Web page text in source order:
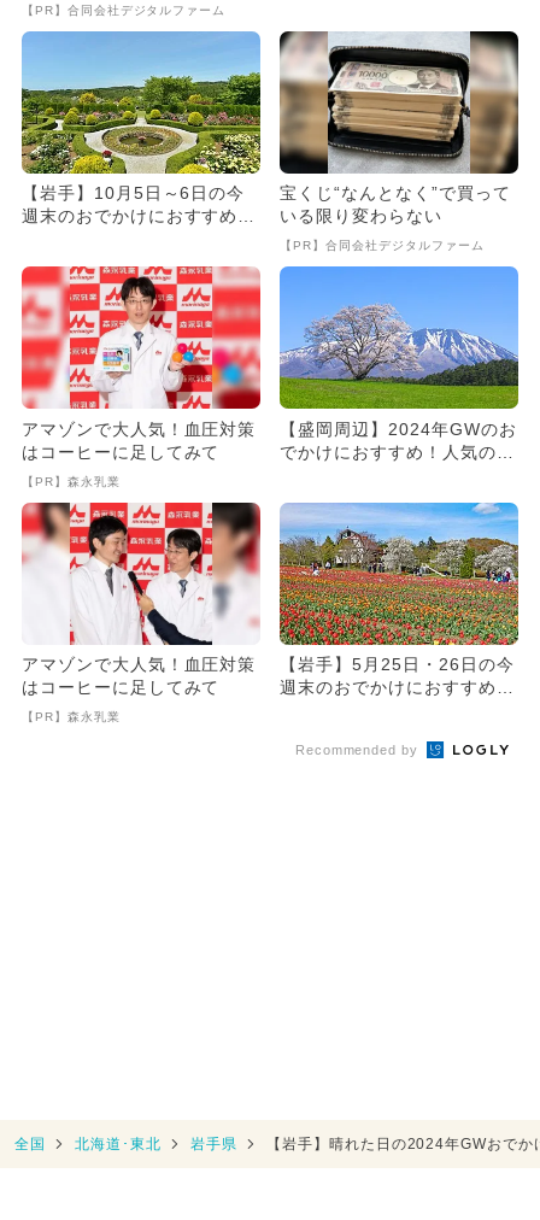
【PR】合同会社デジタルファーム
【岩手】10月5日～6日の今
週末のおでかけにおすすめ！
宝くじ“なんとなく”で買って
いる限り変わらない
【PR】合同会社デジタルファーム
アマゾンで大人気！血圧対策
はコーヒーに足してみて
【PR】森永乳業
【盛岡周辺】2024年GWのお
でかけにおすすめ！人気のス
アマゾンで大人気！血圧対策
はコーヒーに足してみて
【PR】森永乳業
【岩手】5月25日・26日の今
週末のおでかけにおすすめ！
Recommended by
全国 北海道･東北 岩手県 【岩手】晴れた日の2024年GWおで